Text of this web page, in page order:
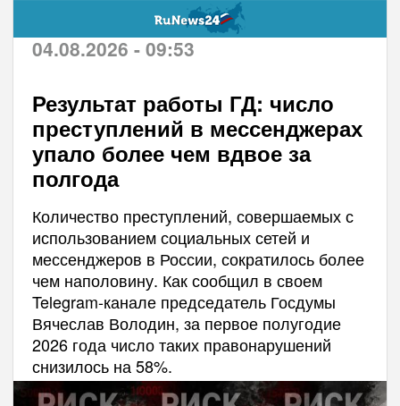
04.08.2026 - 09:53
Результат работы ГД: число
преступлений в мессенджерах
упало более чем вдвое за
полгода
Количество преступлений, совершаемых с
использованием социальных сетей и
мессенджеров в России, сократилось более
чем наполовину. Как сообщил в своем
Telegram-канале председатель Госдумы
Вячеслав Володин, за первое полугодие
2026 года число таких правонарушений
снизилось на 58%.